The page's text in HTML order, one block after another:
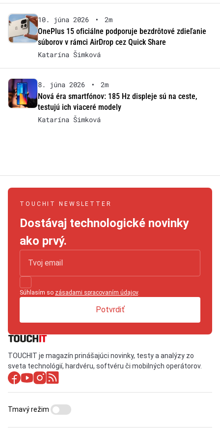
10. júna 2026 •
2m
OnePlus 15 oficiálne podporuje bezdrôtové zdieľanie
súborov v rámci AirDrop cez Quick Share
Katarína Šimková
8. júna 2026 •
2m
Nová éra smartfónov: 185 Hz displeje sú na ceste,
testujú ich viaceré modely
Katarína Šimková
TOUCHIT NEWSLETTER
Dostávaj technologické novinky
ako prvý.
Súhlasím so zásadami spracovaním údajov.
Potvrdiť
TOUCHIT je magazín prinášajúci novinky, testy a analýzy zo
sveta technológií, hardvéru, softvéru či mobilných operátorov.
Tmavý režim